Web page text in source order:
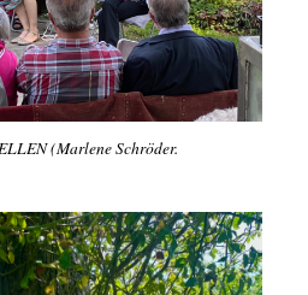
(Marlene Schröder.